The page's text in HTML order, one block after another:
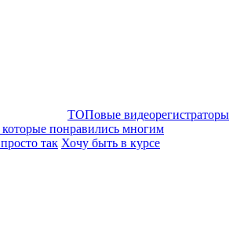
ТОПовые видеорегистраторы
которые понравились многим
так Хочу быть в курсе